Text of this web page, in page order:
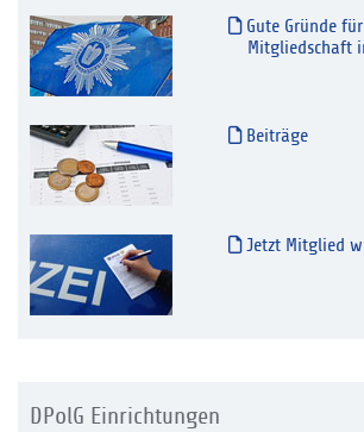
Gute Gründe
Mitgliedschaft
Beiträge
Jetzt Mitglied
DPolG Einrichtungen